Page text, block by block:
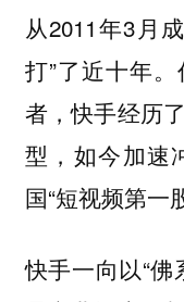
从2011年3月
打”了近十年
者，快手经历
型，如今加速
国“短视频第一
快手一向以“